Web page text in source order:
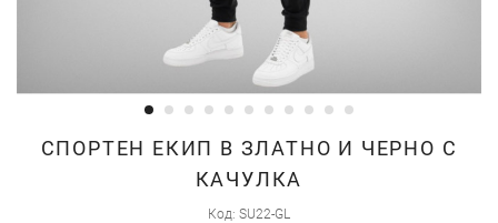
СПОРТЕН ЕКИП В ЗЛАТНО И ЧЕРНО С
КАЧУЛКА
Код SU22-GL
Преминете